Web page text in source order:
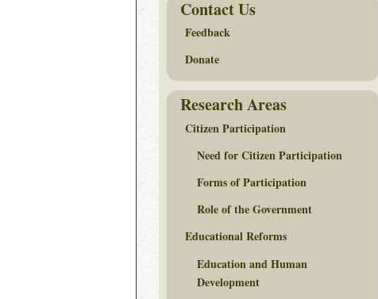
Contact Us
Feedback
Donate
Research Areas
Citizen Participation
Need for Citizen Participation
Forms of Participation
Role of the Government
Educational Reforms
Education and Human
Development